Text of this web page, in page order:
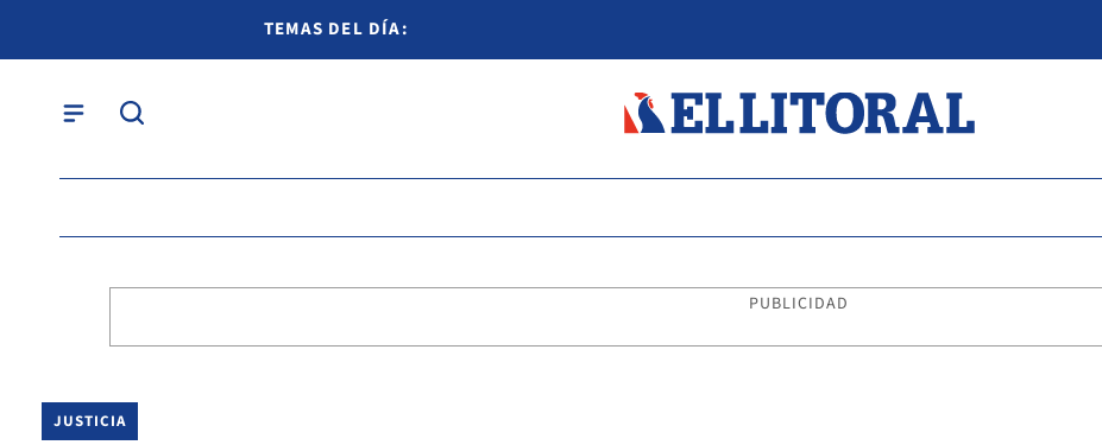
TEMAS DEL DÍA:
PUBLICIDAD
JUSTICIA